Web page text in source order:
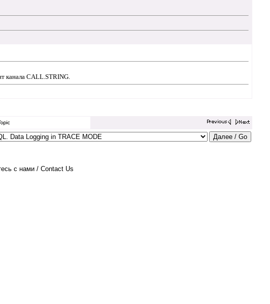
канала CALL.STRING.
с нами / Contact Us